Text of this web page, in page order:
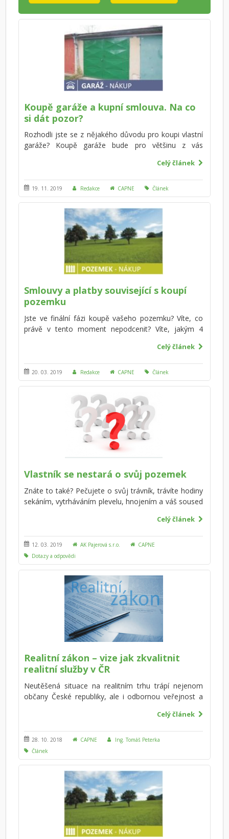
Koupě garáže a kupní smlouva. Na co
si dát pozor?
Rozhodli jste se z nějakého důvodu pro koupi vlastní
garáže? Koupě garáže bude pro většinu z vás
půjde o desetitisíce až statisíce korun. Víte, jak
postupovat? Na co nezapomenout a na co si dát
pozor? Co bude potřeba vyřídit s úřady a kolik to
bude přibližné stát? Připravili jsme pro vás kompletní
přehled a užitečné rady, jak postupovat při koupi
garáže. V tomto článku se zaměříme na specifika
kupní smlouvy.
Celý článek
19. 11. 2019 Redakce CAPNE Článek
Smlouvy a platby související s koupí
pozemku
Jste ve finální fázi koupě vašeho pozemku? Víte, co
právě v tento moment nepodcenit? Víte, jakým 4
vždy nechat každou smlouvu zkontrolovat od
advokáta. Vyvarujte se však advokátních kanceláří,
které mají sjednáno pouze zákonem stanovené 3
milionové pojištění a které nemají dlouhodobou
zkušenost právě s nákupem či prodejem nemovitostí!
Přeci jenom, koupě pozemku není součástí našeho
každodenního života. Budete však čelit nejen
smlouvám, ale i mnohým poplatkům, jste na ně
Celý článek
20. 03. 2019 Redakce CAPNE Článek
Vlastník se nestará o svůj pozemek
Znáte to také? Pečujete o svůj trávník, trávíte hodiny
sekáním, vytrháváním plevelu, hnojením a váš soused
soused o svou zahradu nestará, náletem u vás
vysemení různé plevely. Víte, jaká je zákonná
povinnost o pozemek pečovat? Kdo může případně
majiteli udržovací povinnost přikázat?
Celý článek
12. 03. 2019 AK Pajerová s.r.o.
CAPNE
Dotazy a odpovědi
Realitní zákon – vize jak zkvalitnit
realitní služby v ČR
Neutěšená situace na realitním trhu trápí nejenom
občany České republiky, ale i odbornou veřejnost a
obratu, bohužel nemá žádná pravidla, v rámci kterých
by se měli účastníci realitních transakcí pohybovat.
Stává se tak nebezpečným, nepřehledným a tedy i
rizikovým pro vlastníky nemovitostí.
Celý článek
28. 10. 2018 CAPNE
Ing. Tomáš Peterka
Článek